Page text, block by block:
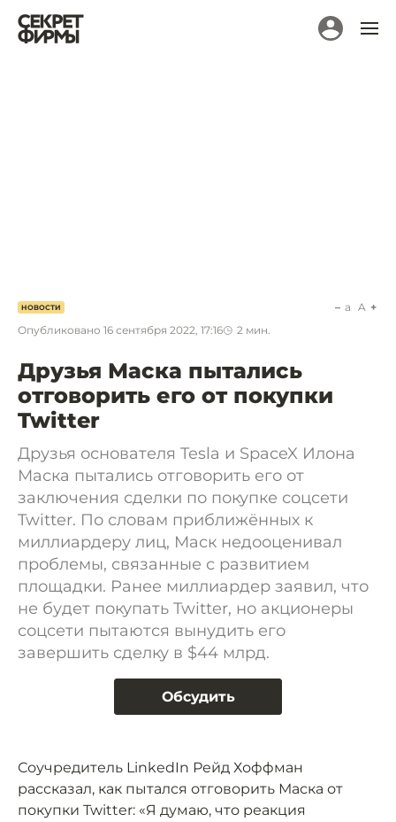
НОВОСТИ
Опубликовано 16 сентября 2022, 17:16 2 мин.
a A
Друзья Маска пытались
отговорить его от покупки
Twitter
Друзья основателя Tesla и SpaceX Илона
Маска пытались отговорить его от
заключения сделки по покупке соцсети
Twitter. По словам приближённых к
миллиардеру лиц, Маск недооценивал
проблемы, связанные с развитием
площадки. Ранее миллиардер заявил, что
не будет покупать Twitter, но акционеры
соцсети пытаются вынудить его
завершить сделку в $44 млрд.
Обсудить
Соучредитель LinkedIn Рейд Хоффман
рассказал, как пытался отговорить Маска от
покупки Twitter: «Я думаю, что реакция